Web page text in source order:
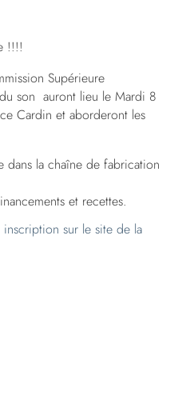
!!!!
Supérieure
son auront lieu le Mardi 8
Cardin et aborderont les
la chaîne de fabrication
et recettes.
sur le site de la